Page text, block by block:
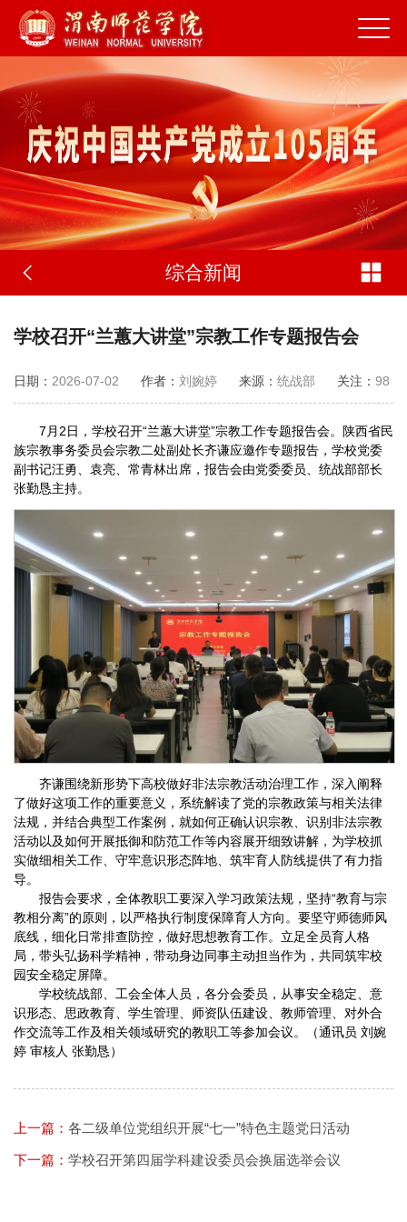
综合新闻
学校召开“兰蕙大讲堂”宗教工作专题报告会
日期： 2026-07-02 作者： 刘婉婷 来源： 统战部 关注： 98
7月2日，学校召开“兰蕙大讲堂”宗教工作专题报告会。陕西省民
族宗教事务委员会宗教二处副处长齐谦应邀作专题报告，学校党委
副书记汪勇、袁亮、常青林出席，报告会由党委委员、统战部部长
张勤恳主持。
齐谦围绕新形势下高校做好非法宗教活动治理工作，深入阐释
了做好这项工作的重要意义，系统解读了党的宗教政策与相关法律
法规，并结合典型工作案例，就如何正确认识宗教、识别非法宗教
活动以及如何开展抵御和防范工作等内容展开细致讲解，为学校抓
实做细相关工作、守牢意识形态阵地、筑牢育人防线提供了有力指
导。
报告会要求，全体教职工要深入学习政策法规，坚持“教育与宗
教相分离”的原则，以严格执行制度保障育人方向。要坚守师德师风
底线，细化日常排查防控，做好思想教育工作。立足全员育人格
局，带头弘扬科学精神，带动身边同事主动担当作为，共同筑牢校
园安全稳定屏障。
学校统战部、工会全体人员，各分会委员，从事安全稳定、意
识形态、思政教育、学生管理、师资队伍建设、教师管理、对外合
作交流等工作及相关领域研究的教职工等参加会议。（通讯员 刘婉
婷 审核人 张勤恳）
上一篇： 各二级单位党组织开展“七一”特色主题党日活动
下一篇： 学校召开第四届学科建设委员会换届选举会议